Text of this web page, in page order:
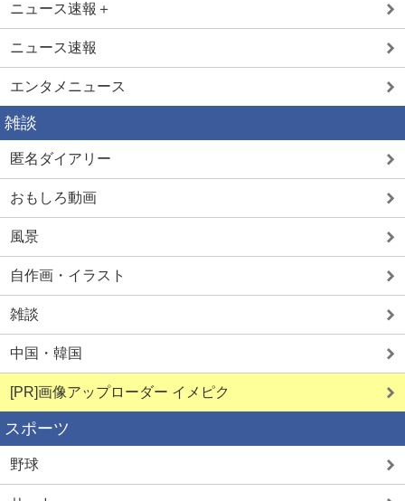
ニュース速報＋
ニュース速報
エンタメニュース
雑談
匿名ダイアリー
おもしろ動画
風景
自作画・イラスト
雑談
中国・韓国
[PR]画像アップローダー イメピク
スポーツ
野球